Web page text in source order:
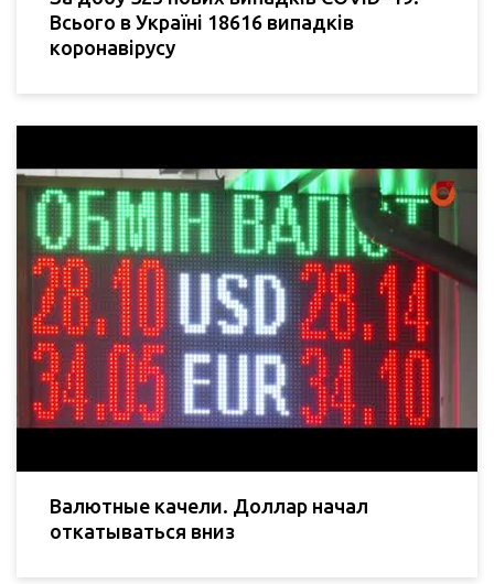
Всього в Україні 18616 випадків
коронавірусу
Валютные качели. Доллар начал
откатываться вниз